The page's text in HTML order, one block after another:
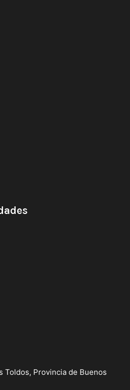
Toldos, Provincia de Buenos